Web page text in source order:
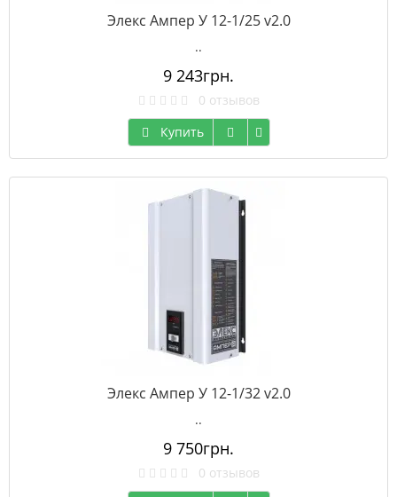
Элекс Ампер У 12-1/25 v2.0
..
9 243грн.
0 отзывов
Купить
Элекс Ампер У 12-1/32 v2.0
..
9 750грн.
0 отзывов